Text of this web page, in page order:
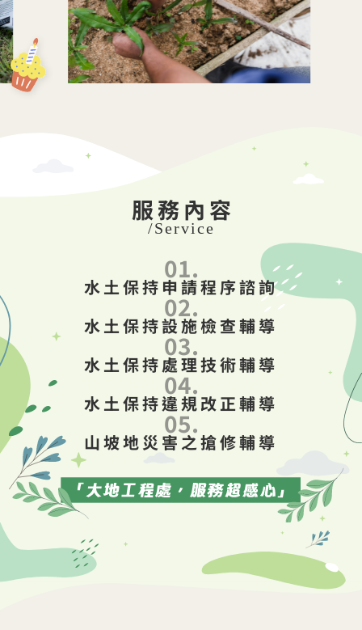
服務內容
/Service
01.
水土保持申請程序諮詢
02.
水土保持設施檢查輔導
03.
水土保持處理技術輔導
04.
水土保持違規改正輔導
05.
山坡地災害之搶修輔導